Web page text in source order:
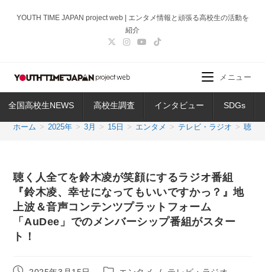
ス
ッ
YOUTH TIME JAPAN project web | エンタメ情報と頑張る高校生の活動を
紹介
全国高校生NEWS 高校生調査 インタビュー SDGs
メニュー
ホーム > 2025年 > 3月 > 15日 > エンタメ > テレビ・ラジオ > 聴く
聴く人全てを鈴木凌が笑顔にするラジオ番組
『鈴木凌、幸せになってもいいですかっ？』地
上波＆音声コンテンツプラットフォーム
「AuDee」でのメンバーシップ番組がスター
ト！